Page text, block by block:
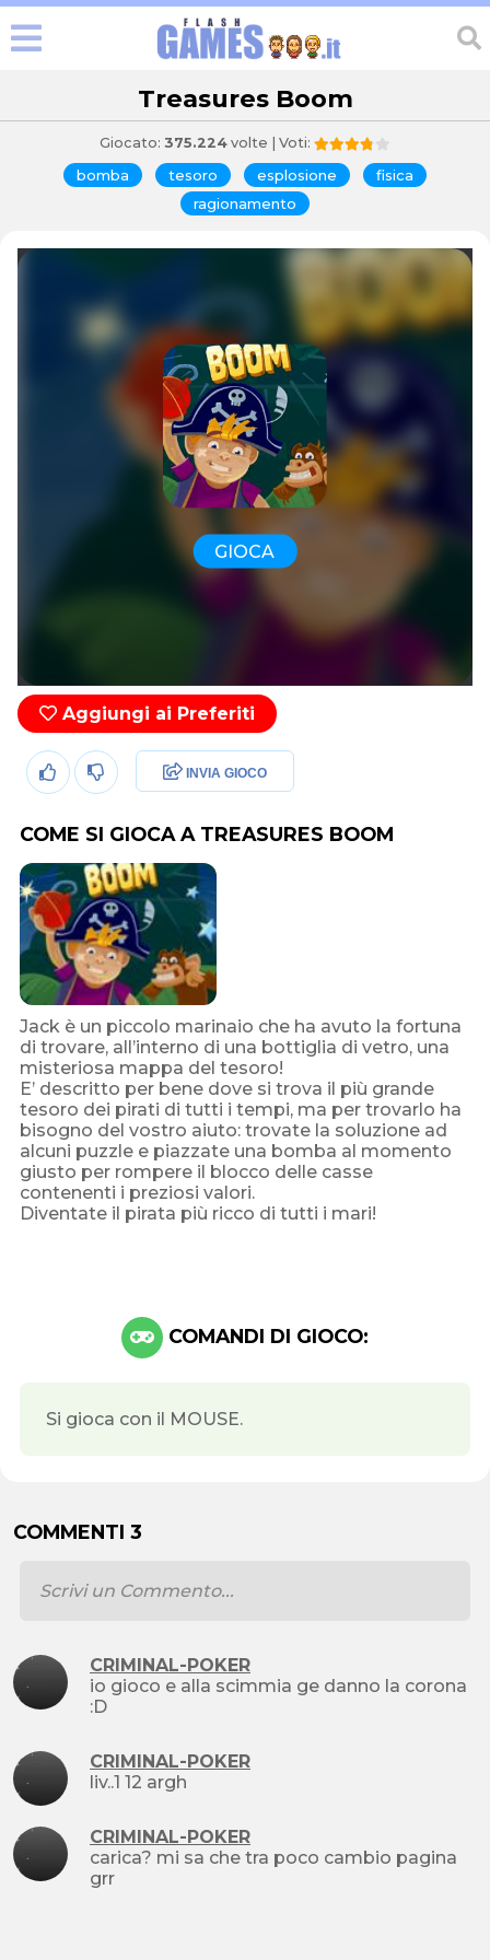
Treasures Boom
Giocato: 375.224 volte | Voti:
bomba tesoro esplosione
fisica
ragionamento
GIOCA
Aggiungi ai Preferiti
INVIA GIOCO
COME SI GIOCA A TREASURES BOOM
Jack è un piccolo marinaio che ha avuto la fortuna
di trovare, all’interno di una bottiglia di vetro, una
misteriosa mappa del tesoro!
E’ descritto per bene dove si trova il più grande
tesoro dei pirati di tutti i tempi, ma per trovarlo ha
bisogno del vostro aiuto: trovate la soluzione ad
alcuni puzzle e piazzate una bomba al momento
giusto per rompere il blocco delle casse
contenenti i preziosi valori.
Diventate il pirata più ricco di tutti i mari!
COMANDI DI GIOCO:
Si gioca con il MOUSE.
COMMENTI 3
CRIMINAL-POKER
io gioco e alla scimmia ge danno la corona
:D
CRIMINAL-POKER
liv..1 12 argh
CRIMINAL-POKER
carica? mi sa che tra poco cambio pagina
grr